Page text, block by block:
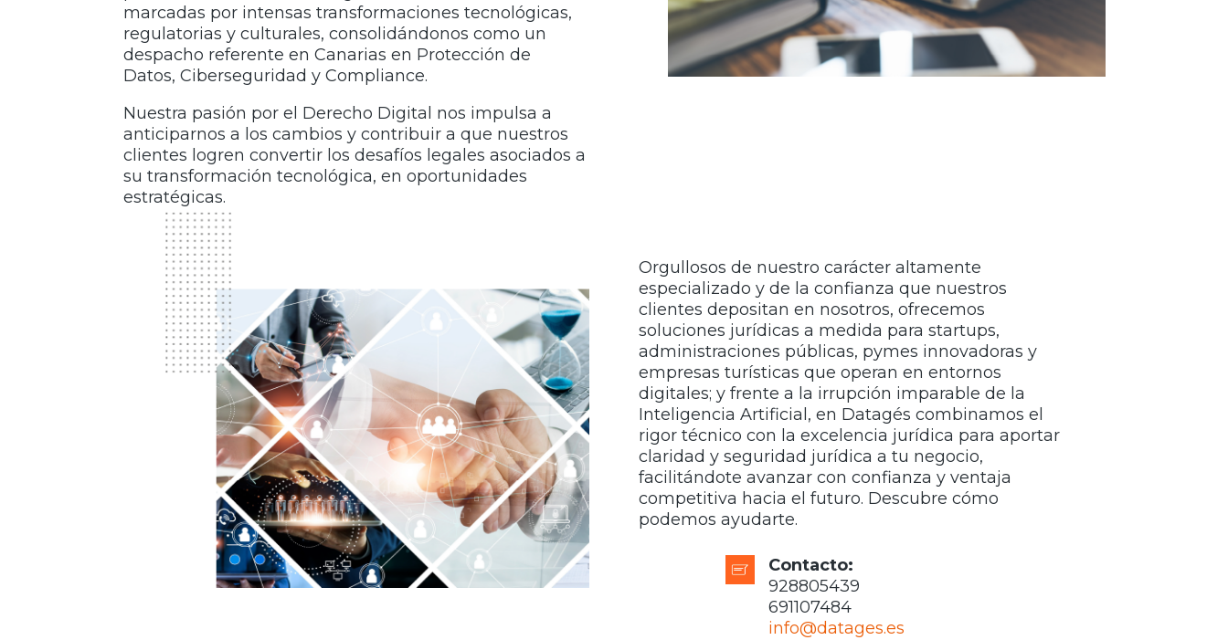
marcadas por intensas transformaciones tecnológicas,
regulatorias y culturales, consolidándonos como un
despacho referente en Canarias en Protección de
Datos, Ciberseguridad y Compliance.
Nuestra pasión por el Derecho Digital nos impulsa a
anticiparnos a los cambios y contribuir a que nuestros
clientes logren convertir los desafíos legales asociados a
su transformación tecnológica, en oportunidades
estratégicas.
Orgullosos de nuestro carácter altamente
especializado y de la confianza que nuestros
clientes depositan en nosotros, ofrecemos
soluciones jurídicas a medida para startups,
administraciones públicas, pymes innovadoras y
empresas turísticas que operan en entornos
digitales; y frente a la irrupción imparable de la
Inteligencia Artificial, en Datagés combinamos el
rigor técnico con la excelencia jurídica para aportar
claridad y seguridad jurídica a tu negocio,
facilitándote avanzar con confianza y ventaja
competitiva hacia el futuro. Descubre cómo
podemos ayudarte.
Contacto:
928805439
691107484
info@datages.es